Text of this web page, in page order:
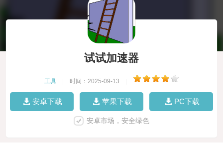
试试加速器
工具 时间：2025-09-13
安卓下载 苹果下载 PC下载
安卓市场，安全绿色